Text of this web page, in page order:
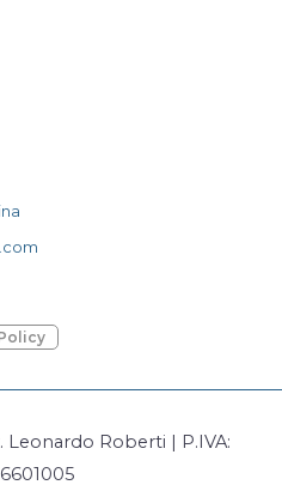
Roberti | P.IVA: